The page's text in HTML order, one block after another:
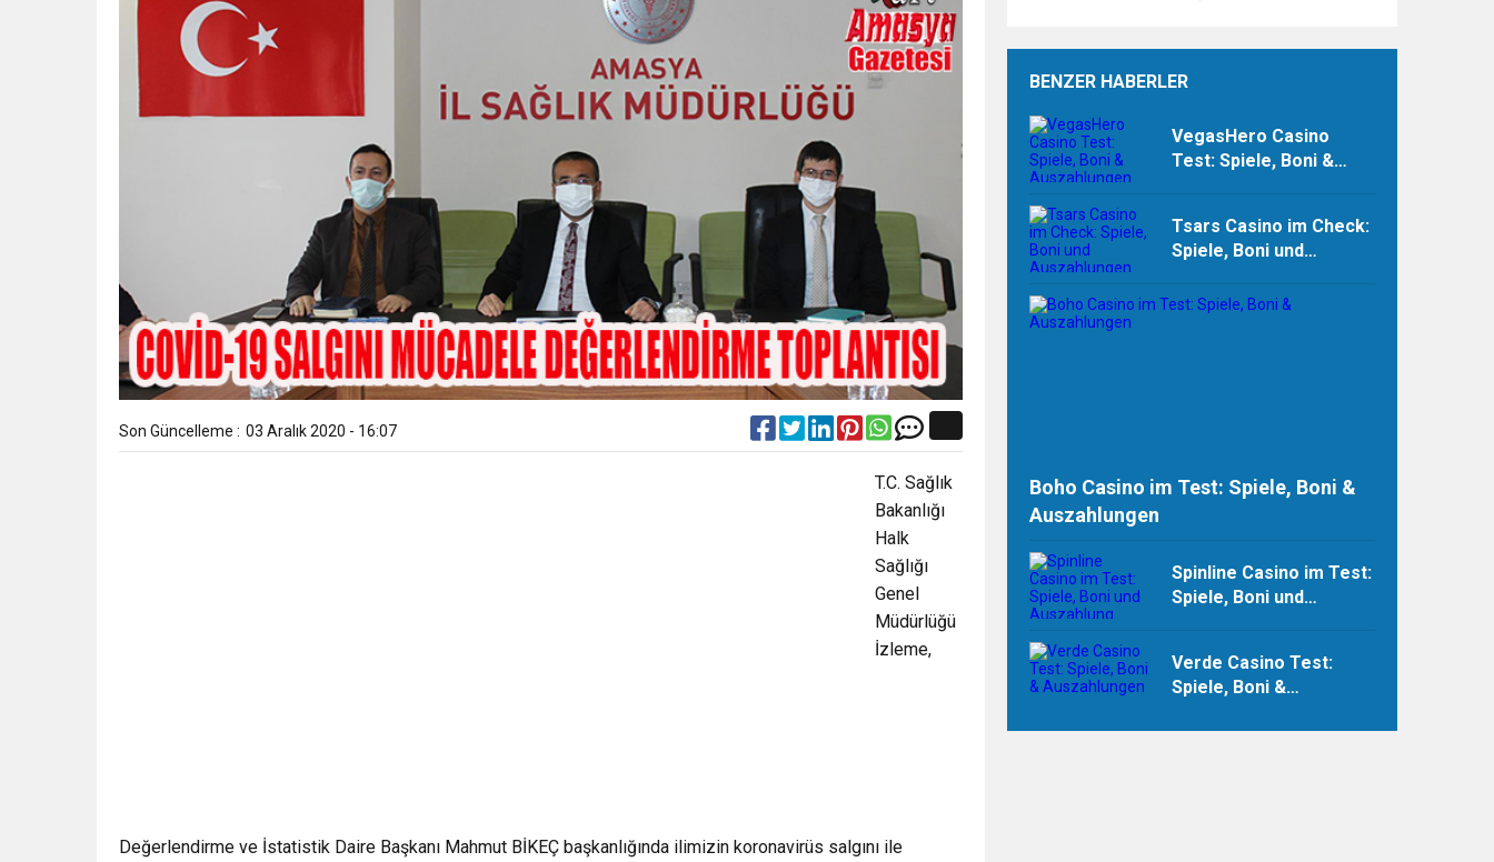
Son Güncelleme : 03 Aralık 2020 - 16:07
T.C. Sağlık
Bakanlığı
Halk
Sağlığı
Genel
Müdürlüğü
İzleme,
Değerlendirme ve İstatistik Daire Başkanı Mahmut BİKEÇ başkanlığında ilimizin koronavirüs salgını ile
BENZER HABERLER
VegasHero Casino
Test: Spiele, Boni &
Tsars Casino im Check:
Spiele, Boni und
Boho Casino im Test: Spiele, Boni &
Auszahlungen
Spinline Casino im Test:
Spiele, Boni und
Verde Casino Test:
Spiele, Boni &